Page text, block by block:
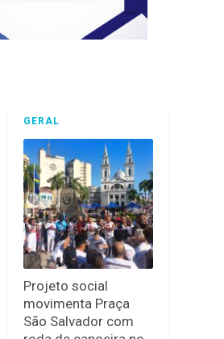
GERAL
Projeto social
movimenta Praça
São Salvador com